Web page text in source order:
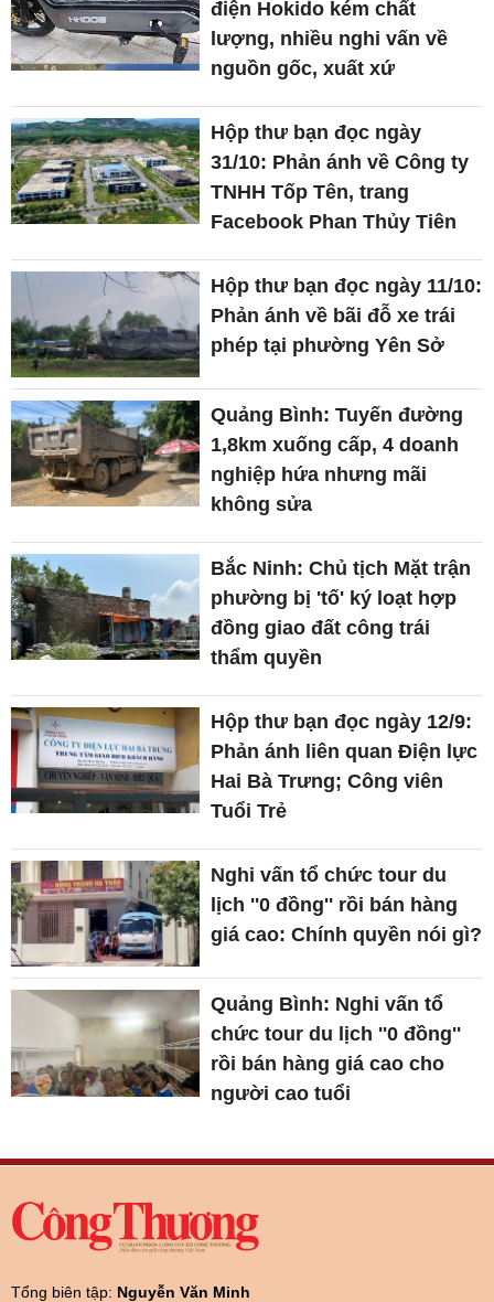
điện Hokido kém chất
lượng, nhiều nghi vấn về
nguồn gốc, xuất xứ
Hộp thư bạn đọc ngày
31/10: Phản ánh về Công ty
TNHH Tốp Tên, trang
Facebook Phan Thủy Tiên
Hộp thư bạn đọc ngày 11/10:
Phản ánh về bãi đỗ xe trái
phép tại phường Yên Sở
Quảng Bình: Tuyến đường
1,8km xuống cấp, 4 doanh
nghiệp hứa nhưng mãi
không sửa
Bắc Ninh: Chủ tịch Mặt trận
phường bị 'tố' ký loạt hợp
đồng giao đất công trái
thẩm quyền
Hộp thư bạn đọc ngày 12/9:
Phản ánh liên quan Điện lực
Hai Bà Trưng; Công viên
Tuổi Trẻ
Nghi vấn tổ chức tour du
lịch ''0 đồng'' rồi bán hàng
giá cao: Chính quyền nói gì?
Quảng Bình: Nghi vấn tổ
chức tour du lịch ''0 đồng''
rồi bán hàng giá cao cho
người cao tuổi
Tổng biên tập: Nguyễn Văn Minh